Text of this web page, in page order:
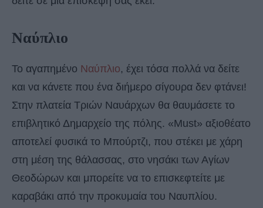
Ναύπλιο
Το αγαπημένο Ναύπλιο, έχει τόσα πολλά να δείτε
και να κάνετε που ένα διήμερο σίγουρα δεν φτάνει!
Στην πλατεία Τριών Ναυάρχων θα θαυμάσετε το
επιβλητικό Δημαρχείο της πόλης. «Must» αξιοθέατο
αποτελεί φυσικά το Μπούρτζι, που στέκει με χάρη
στη μέση της θάλασσας, στο νησάκι των Αγίων
Θεοδώρων και μπορείτε να το επισκεφτείτε με
καραβάκι από την προκυμαία του Ναυπλίου.